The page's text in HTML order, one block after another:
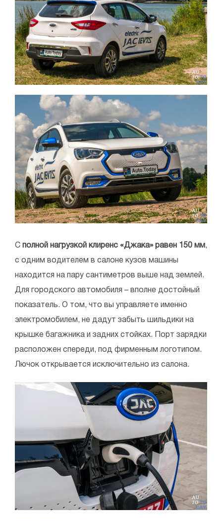
С полной нагрузкой клиренс «Джака» равен 150 мм,
с одним водителем в салоне кузов машины
находится на пару сантиметров выше над землей.
Для городского автомобиля – вполне достойный
показатель. О том, что вы управляете именно
электромобилем, не дадут забыть шильдики на
крышке багажника и задних стойках. Порт зарядки
расположен спереди, под фирменным логотипом.
Лючок открывается исключительно из салона.